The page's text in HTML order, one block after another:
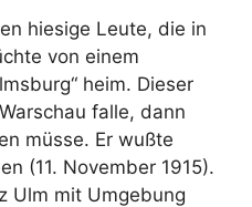
hiesige Leute, die in
von einem
heim. Dieser
falle, dann
müsse. Er wußte
(11. November 1915).
Ulm mit Umgebung